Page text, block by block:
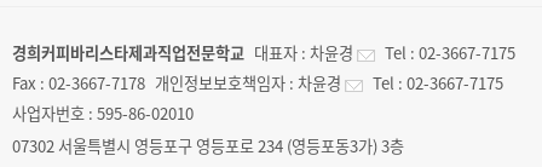
경희커피바리스타제과직업전문학교 대표자 : 차윤경 Tel : 02-3667-7175
Fax : 02-3667-7178 개인정보보호책임자 : 차윤경 Tel : 02-3667-7175
사업자번호 : 595-86-02010
07302 서울특별시 영등포구 영등포로 234 (영등포동3가) 3층